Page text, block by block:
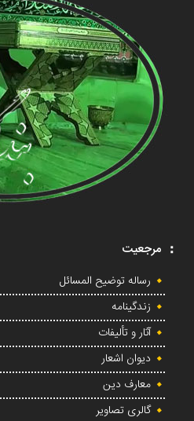
مرجعیت
رساله توضیح المسائل
زندگینامه
آثار و تألیفات
دیوان اشعار
معارف دین
گالری تصاویر